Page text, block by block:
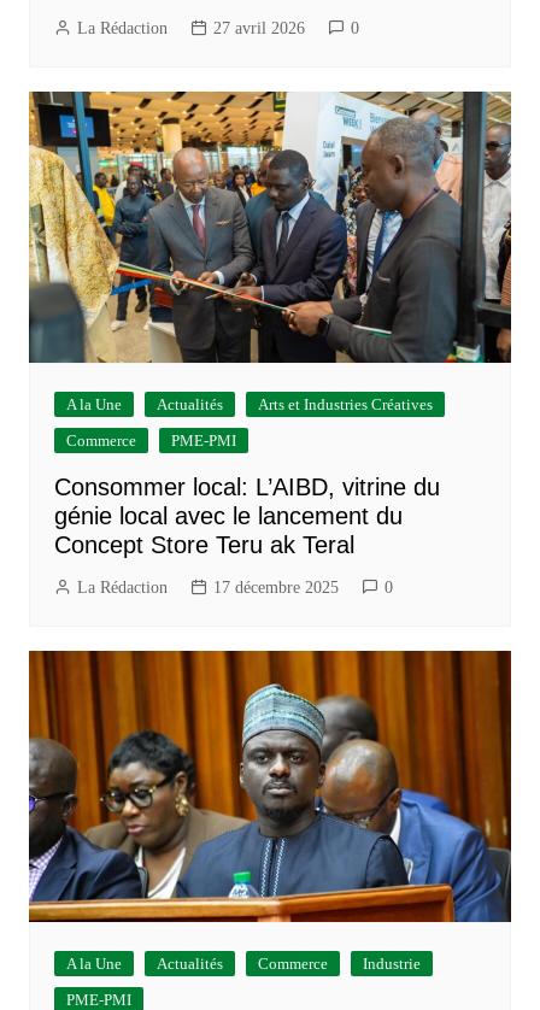
La Rédaction 27 avril 2026 0
A la Une Actualités
Arts et Industries Créatives
Commerce
PME-PMI
Consommer local: L’AIBD, vitrine du
génie local avec le lancement du
Concept Store Teru ak Teral
La Rédaction 17 décembre 2025 0
A la Une Actualités Commerce
Industrie
PME-PMI